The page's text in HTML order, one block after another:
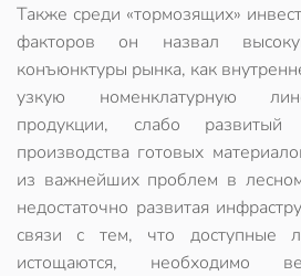
Также среди «тормозящих»
факторов он назвал
конъюнктуры рынка, как
узкую номенклатурную
продукции, слабо развитый
производства готовых
из важнейших проблем в
недостаточно развитая
связи с тем, что доступные
истощаются, необходимо